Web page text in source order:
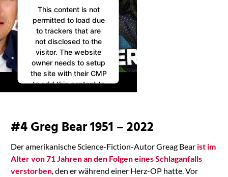
This content is not
permitted to load due
to trackers that are
not disclosed to the
visitor. The website
owner needs to setup
the site with their CMP
to add this content to
the list of technologies
Usercentrics Consent
Platform
#4 Greg Bear 1951 – 2022
Der amerikanische Science-Fiction-Autor Greag Bear ist im
Alter von 71 Jahren an den Folgen eines Schlaganfalls
verstorben, den er während einer Herz-OP hatte. Vor